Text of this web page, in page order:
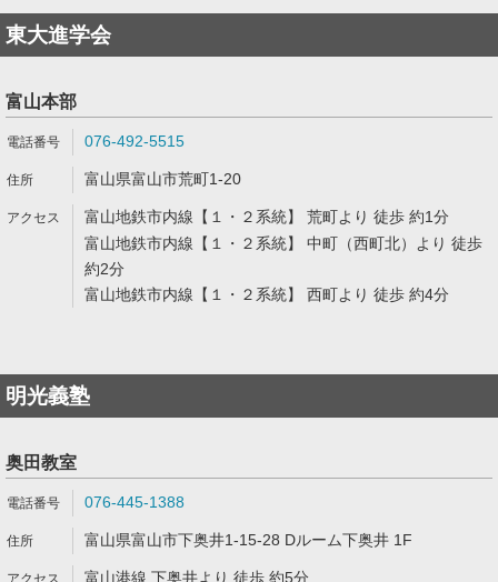
東大進学会
富山本部
076-492-5515
富山県富山市荒町1-20
富山地鉄市内線【１・２系統】 荒町より 徒歩 約1分
富山地鉄市内線【１・２系統】 中町（西町北）より 徒歩
約2分
富山地鉄市内線【１・２系統】 西町より 徒歩 約4分
明光義塾
奥田教室
076-445-1388
富山県富山市下奥井1-15-28 Dルーム下奥井 1F
富山港線 下奥井より 徒歩 約5分